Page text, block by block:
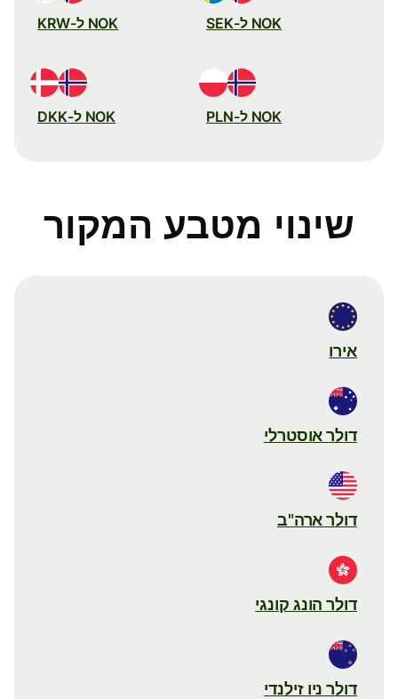
NOK ל-SEK NOK ל-KRW
NOK ל-PLN NOK ל-DKK
שינוי מטבע המקור
אירו
דולר אוסטרלי
דולר ארה"ב
דולר הונג קונגי
דולר ניו זילנדי